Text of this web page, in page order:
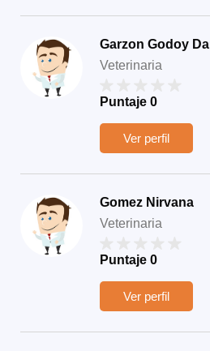
Garzon Godoy
Veterinaria
Puntaje 0
Ver perfil
Gomez Nirvana
Veterinaria
Puntaje 0
Ver perfil